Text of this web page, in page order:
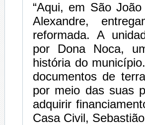
“Aqui, em São
Alexandre,
reformada. A
por Dona Noca,
história do
documentos de
por meio das suas
adquirir
Casa Civil,